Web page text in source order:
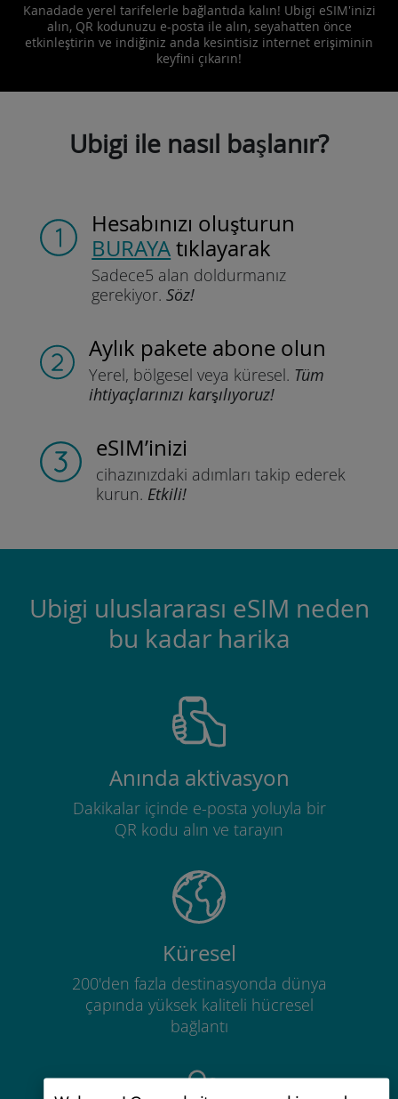
Kanadade yerel tarifelerle bağlantıda kalın! Ubigi eSIM'inizi
alın, QR kodunuzu e-posta ile alın, seyahatten önce
etkinleştirin ve indiğiniz anda kesintisiz internet erişiminin
keyfini çıkarın!
Ubigi ile nasıl başlanır?
Hesabınızı oluşturun
BURAYAtıklayarak
Sadece5 alan doldurmanız
gerekiyor. Söz!
Aylık pakete abone olun
Yerel, bölgesel veya küresel. Tüm
ihtiyaçlarınızı karşılıyoruz!
eSIM’inizi
cihazınızdaki adımları takip ederek
kurun. Etkili!
Ubigi uluslararası eSIM neden
bu kadar harika
Anında aktivasyon
Dakikalar içinde e-posta yoluyla bir
QR kodu alın ve tarayın
Küresel
200'den fazla destinasyonda dünya
çapında yüksek kaliteli hücresel
bağlantı